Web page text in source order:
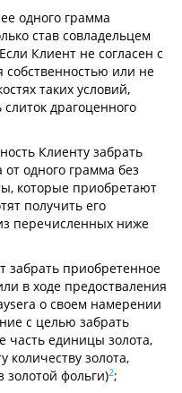
одного грамма
став совладельцем
Клиент не согласен с
собственностью или не
таких условий,
драгоценного
Клиенту забрать
одного грамма без
которые приобретают
получить его
перечисленных ниже
забрать приобретенное
в ходе предостваления
о своем намерении
с целью забрать
часть единицы золота,
золота,
золотой фольги)2;